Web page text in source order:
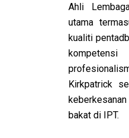
Ahli
utama
kualiti
Kirkpatrick
bakat di IPT.